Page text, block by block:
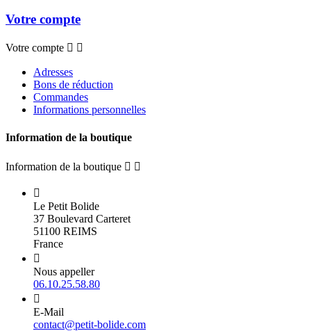
Votre compte
Votre compte  
Adresses
Bons de réduction
Commandes
Informations personnelles
Information de la boutique
Information de la boutique  

Le Petit Bolide
37 Boulevard Carteret
51100 REIMS
France

Nous appeller
06.10.25.58.80

E-Mail
contact@petit-bolide.com